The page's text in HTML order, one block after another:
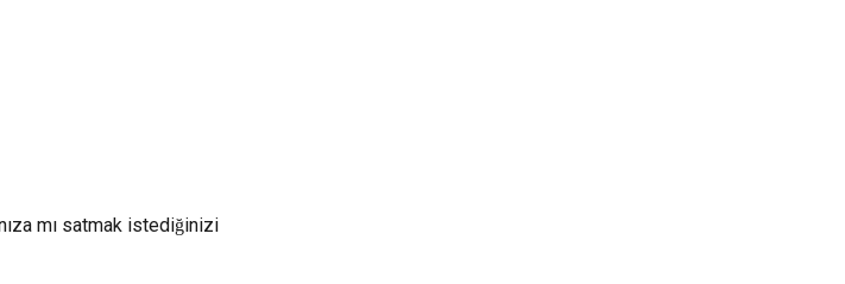
mı satmak istediğinizi